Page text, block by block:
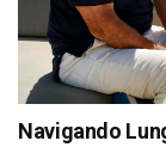
Navigando